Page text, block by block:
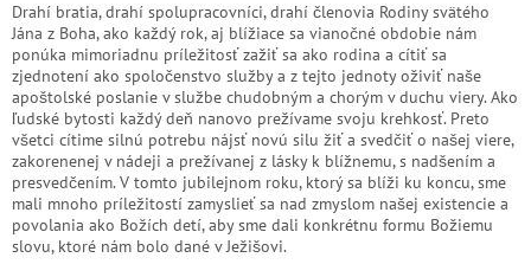
Drahí bratia, drahí spolupracovníci, drahí členovia Rodiny svätého
Jána z Boha, ako každý rok, aj blížiace sa vianočné obdobie nám
ponúka mimoriadnu príležitosť zažiť sa ako rodina a cítiť sa
zjednotení ako spoločenstvo služby a z tejto jednoty oživiť naše
apoštolské poslanie v službe chudobným a chorým v duchu viery. Ako
ľudské bytosti každý deň nanovo prežívame svoju krehkosť. Preto
všetci cítime silnú potrebu nájsť novú silu žiť a svedčiť o našej viere,
zakorenenej v nádeji a prežívanej z lásky k blížnemu, s nadšením a
presvedčením. V tomto jubilejnom roku, ktorý sa blíži ku koncu, sme
mali mnoho príležitostí zamyslieť sa nad zmyslom našej existencie a
povolania ako Božích detí, aby sme dali konkrétnu formu Božiemu
slovu, ktoré nám bolo dané v Ježišovi.